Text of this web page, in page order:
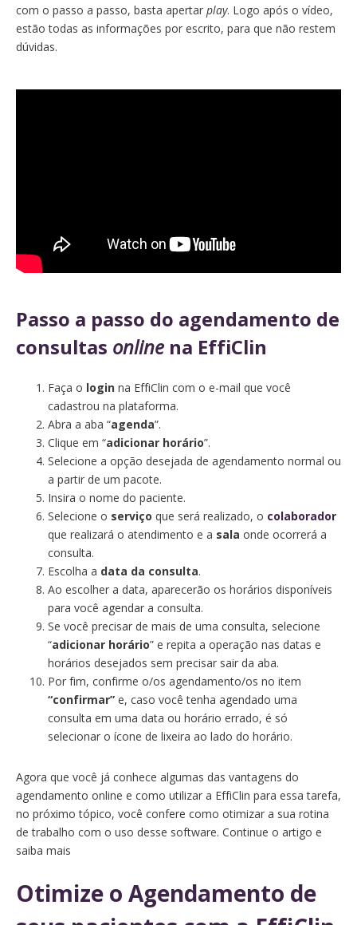
com o passo a passo, basta apertar play. Logo após o vídeo,
estão todas as informações por escrito, para que não restem
dúvidas.
Passo a passo do agendamento de
consultas online na EffiClin
Faça o login na EffiClin com o e-mail que você
cadastrou na plataforma.
Abra a aba “agenda”.
Clique em “adicionar horário”.
Selecione a opção desejada de agendamento normal ou
a partir de um pacote.
Insira o nome do paciente.
Selecione o serviço que será realizado, o colaborador
que realizará o atendimento e a sala onde ocorrerá a
consulta.
Escolha a data da consulta.
Ao escolher a data, aparecerão os horários disponíveis
para você agendar a consulta.
Se você precisar de mais de uma consulta, selecione
“adicionar horário” e repita a operação nas datas e
horários desejados sem precisar sair da aba.
Por fim, confirme o/os agendamento/os no item
“confirmar” e, caso você tenha agendado uma
consulta em uma data ou horário errado, é só
selecionar o ícone de lixeira ao lado do horário.
Agora que você já conhece algumas das vantagens do
agendamento online e como utilizar a EffiClin para essa tarefa,
no próximo tópico, você confere como otimizar a sua rotina
de trabalho com o uso desse software. Continue o artigo e
saiba mais
Otimize o Agendamento de